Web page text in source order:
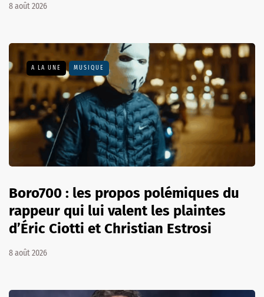
8 août 2026
A LA UNE MUSIQUE
Boro700 : les propos polémiques du
rappeur qui lui valent les plaintes
d’Éric Ciotti et Christian Estrosi
8 août 2026